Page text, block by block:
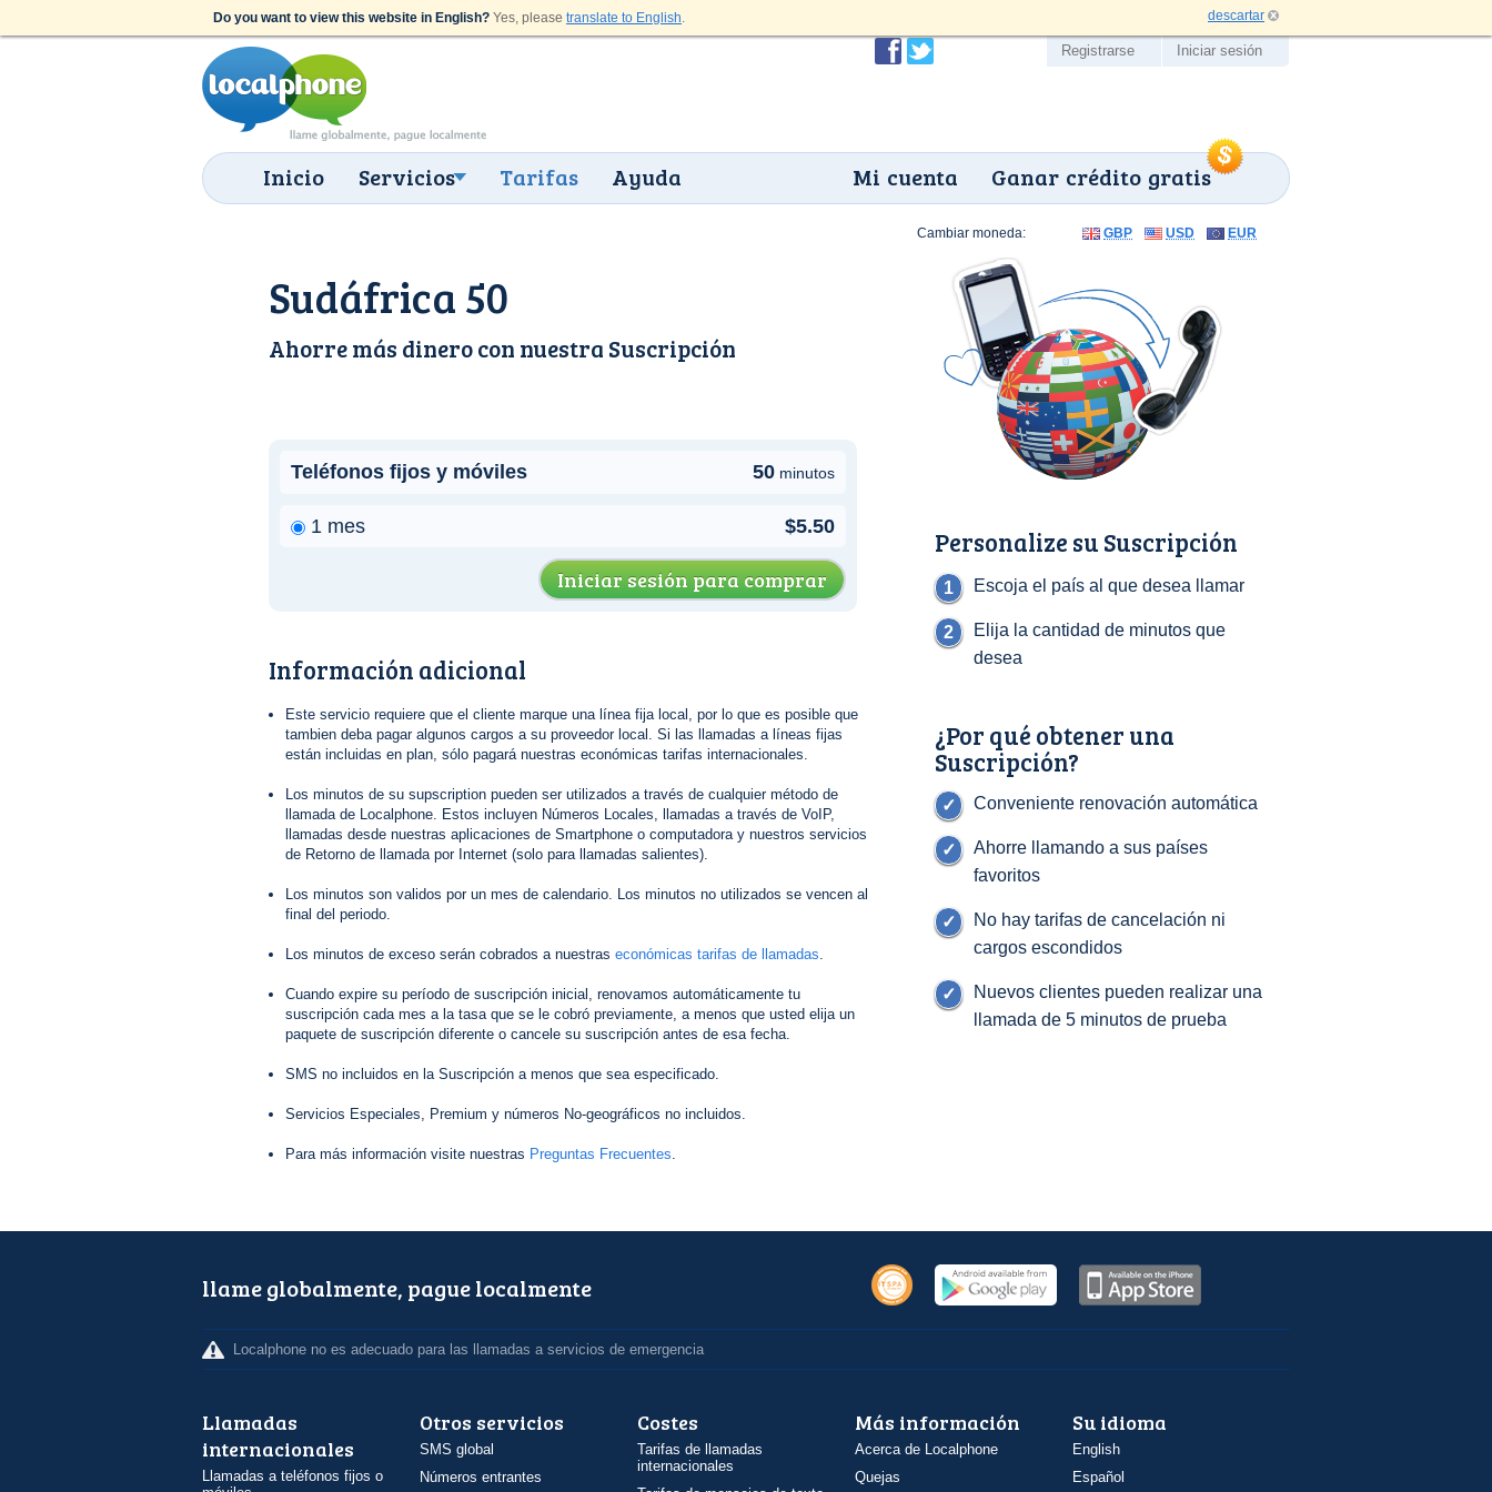
Do you want to view this website in English? Yes, please translate to English. descartar
Inicio Servicios Tarifas Ayuda Ganar crédito gratis
Mi cuenta
Registrarse Iniciar sesión
Cambiar moneda: GBP USD EUR
Sudáfrica 50
Ahorre más dinero con nuestra Suscripción
Teléfonos fijos y móviles 50 minutos
1 mes $5.50
Iniciar sesión para comprar
Información adicional
Este servicio requiere que el cliente marque una línea fija local, por lo que es posible que
tambien deba pagar algunos cargos a su proveedor local. Si las llamadas a líneas fijas
están incluidas en plan, sólo pagará nuestras económicas tarifas internacionales.
Los minutos de su supscription pueden ser utilizados a través de cualquier método de
llamada de Localphone. Estos incluyen Números Locales, llamadas a través de VoIP,
llamadas desde nuestras aplicaciones de Smartphone o computadora y nuestros servicios
de Retorno de llamada por Internet (solo para llamadas salientes).
Los minutos son validos por un mes de calendario. Los minutos no utilizados se vencen al
final del periodo.
Los minutos de exceso serán cobrados a nuestras económicas tarifas de llamadas.
Cuando expire su período de suscripción inicial, renovamos automáticamente tu
suscripción cada mes a la tasa que se le cobró previamente, a menos que usted elija un
paquete de suscripción diferente o cancele su suscripción antes de esa fecha.
SMS no incluidos en la Suscripción a menos que sea especificado.
Servicios Especiales, Premium y números No-geográficos no incluidos.
Para más información visite nuestras Preguntas Frecuentes.
Personalize su Suscripción
Escoja el país al que desea llamar
Elija la cantidad de minutos que
desea
¿Por qué obtener una
Suscripción?
Conveniente renovación automática
Ahorre llamando a sus países
favoritos
No hay tarifas de cancelación ni
cargos escondidos
Nuevos clientes pueden realizar una
llamada de 5 minutos de prueba
llame globalmente, pague localmente
Localphone no es adecuado para las llamadas a servicios de emergencia
Llamadas
internacionales
Llamadas a teléfonos fijos o
Otros servicios
SMS global
Números entrantes
Costes
Tarifas de llamadas
internacionales
Más información
Acerca de Localphone
Quejas
Su idioma
English
Español